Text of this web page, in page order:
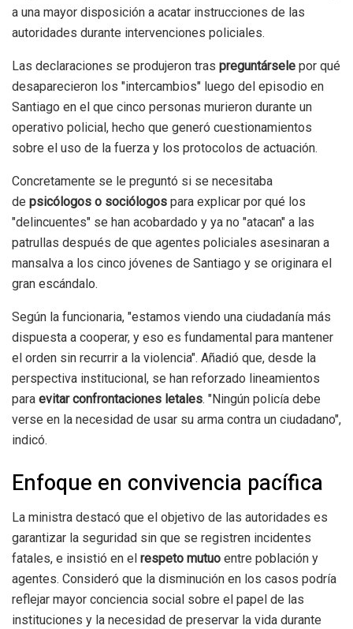
a una mayor disposición a acatar instrucciones de las
autoridades durante intervenciones policiales.
Las declaraciones se produjeron tras preguntársele por qué
desaparecieron los "intercambios" luego del episodio en
Santiago en el que cinco personas murieron durante un
operativo policial, hecho que generó cuestionamientos
sobre el uso de la fuerza y los protocolos de actuación.
Concretamente se le preguntó si se necesitaba
de psicólogos o sociólogos para explicar por qué los
"delincuentes" se han acobardado y ya no "atacan" a las
patrullas después de que agentes policiales asesinaran a
mansalva a los cinco jóvenes de Santiago y se originara el
gran escándalo.
Según la funcionaria, "estamos viendo una ciudadanía más
dispuesta a cooperar, y eso es fundamental para mantener
el orden sin recurrir a la violencia". Añadió que, desde la
perspectiva institucional, se han reforzado lineamientos
para evitar confrontaciones letales. "Ningún policía debe
verse en la necesidad de usar su arma contra un ciudadano",
indicó.
Enfoque en convivencia pacífica
La ministra destacó que el objetivo de las autoridades es
garantizar la seguridad sin que se registren incidentes
fatales, e insistió en el respeto mutuo entre población y
agentes. Consideró que la disminución en los casos podría
reflejar mayor conciencia social sobre el papel de las
instituciones y la necesidad de preservar la vida durante